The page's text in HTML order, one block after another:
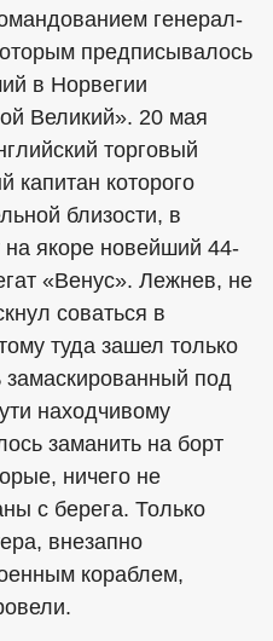
генерал-
предписывалось
в Норвегии
Великий». 20 мая
торговый
капитан которого
близости, в
якоре новейший 44-
«Венус». Лежнев, не
соваться в
туда зашел только
под
находчивому
заманить на борт
ничего не
с берега. Только
внезапно
кораблем,